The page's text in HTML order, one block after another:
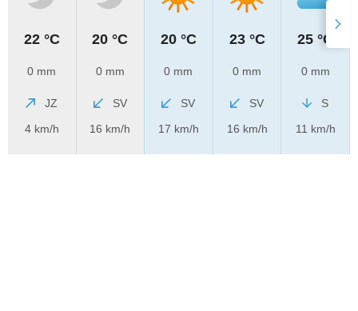
22 °C
0 mm
JZ
4 km/h
20 °C
0 mm
SV
16 km/h
20 °C
0 mm
SV
17 km/h
23 °C
0 mm
SV
16 km/h
25 °C
0 mm
S
11 km/h